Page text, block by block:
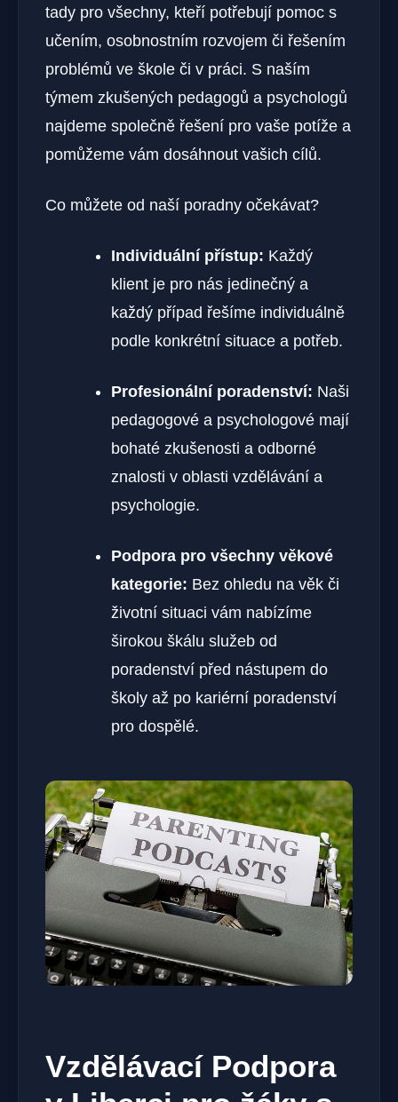
tady pro všechny, kteří potřebují pomoc s
učením, osobnostním rozvojem či řešením
problémů ve škole či v práci. S naším
týmem zkušených pedagogů a psychologů
najdeme společně řešení pro vaše potíže a
pomůžeme vám dosáhnout vašich cílů.
Co můžete od naší poradny očekávat?
Individuální přístup: Každý
klient je pro nás jedinečný a
každý případ řešíme individuálně
podle konkrétní situace a potřeb.
Profesionální poradenství: Naši
pedagogové a psychologové mají
bohaté zkušenosti a odborné
znalosti v oblasti vzdělávání a
psychologie.
Podpora pro všechny věkové
kategorie: Bez ohledu na věk či
životní situaci vám nabízíme
širokou škálu služeb od
poradenství před nástupem do
školy až po kariérní poradenství
pro dospělé.
Vzdělávací Podpora